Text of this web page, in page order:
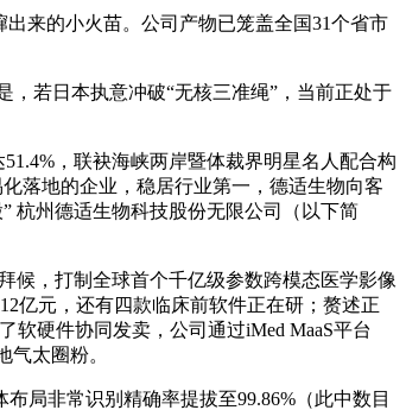
来的小火苗。公司产物已笼盖全国31个省市
若日本执意冲破“无核三准绳”，当前正处于
，联袂海峡两岸暨体裁界明星名人配合构
落地的企业，稳居行业第一，德适生物向客
杭州德适生物科技股份无限公司（以下简
，打制全球首个千亿级参数跨模态医学影像
亿元，还有四款临床前软件正在研；赘述正
硬件协同发卖，公司通过iMed MaaS平台
气太圈粉。
局非常识别精确率提拔至99.86%（此中数目